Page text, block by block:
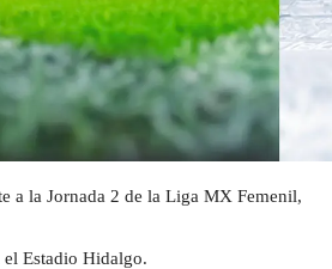
a la Jornada 2 de la Liga MX Femenil,
el Estadio Hidalgo.